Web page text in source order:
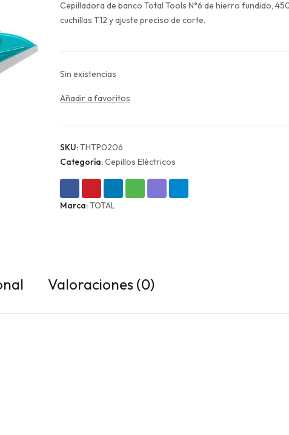
era:
es:
Cepilladora de banco Total Tools N°6 de hierro fundido,
cuchillas T12 y ajuste preciso de corte.
Sin existencias
Añadir a favoritos
SKU:THTP0206
Categoría:Cepillos Eléctricos
Marca:TOTAL
Valoraciones (0)